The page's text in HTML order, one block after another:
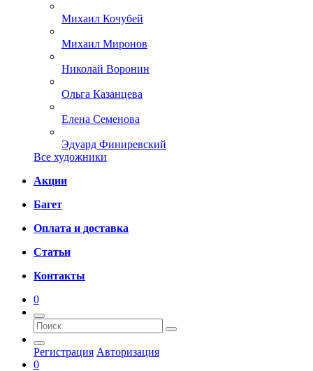
Михаил Кочубей
Михаил Миронов
Николай Воронин
Ольга Казанцева
Елена Семенова
Эдуард Финиревский
Все художники
Акции
Багет
Оплата и доставка
Статьи
Контакты
0
Регистрация Авторизация
0